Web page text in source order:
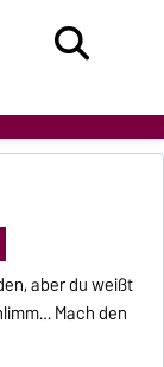
aber du weißt
Mach den